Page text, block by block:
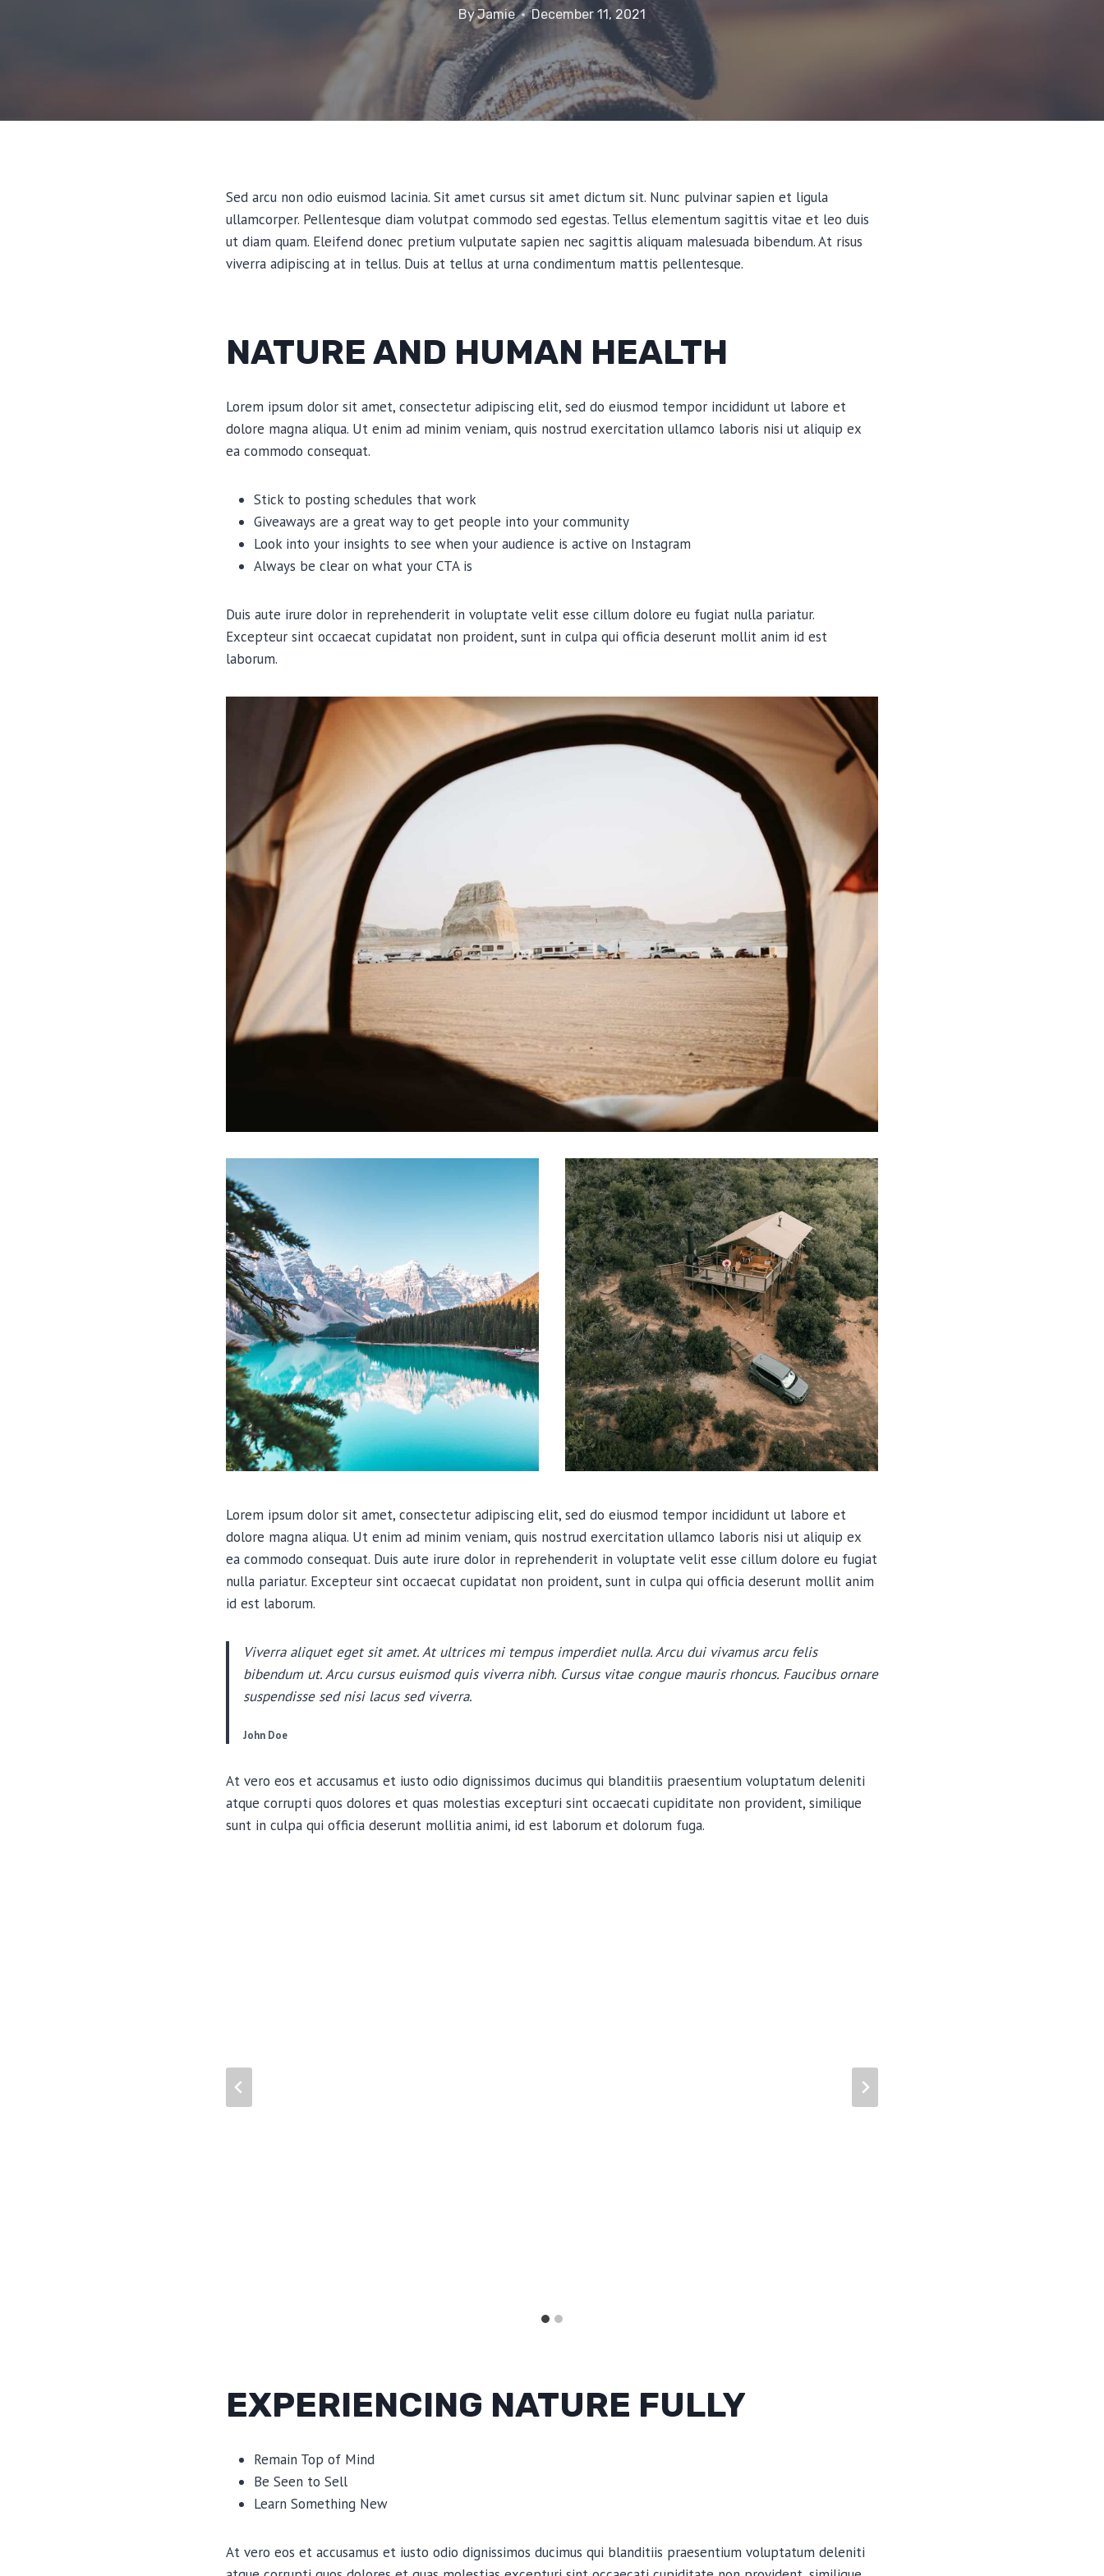
ByJamie December 11, 2021
Sed arcu non odio euismod lacinia. Sit amet cursus sit amet dictum sit. Nunc pulvinar sapien et ligula
ullamcorper. Pellentesque diam volutpat commodo sed egestas. Tellus elementum sagittis vitae et leo duis
ut diam quam. Eleifend donec pretium vulputate sapien nec sagittis aliquam malesuada bibendum. At risus
viverra adipiscing at in tellus. Duis at tellus at urna condimentum mattis pellentesque.
NATURE AND HUMAN HEALTH
Lorem ipsum dolor sit amet, consectetur adipiscing elit, sed do eiusmod tempor incididunt ut labore et
dolore magna aliqua. Ut enim ad minim veniam, quis nostrud exercitation ullamco laboris nisi ut aliquip ex
ea commodo consequat.
Stick to posting schedules that work
Giveaways are a great way to get people into your community
Look into your insights to see when your audience is active on Instagram
Always be clear on what your CTA is
Duis aute irure dolor in reprehenderit in voluptate velit esse cillum dolore eu fugiat nulla pariatur.
Excepteur sint occaecat cupidatat non proident, sunt in culpa qui officia deserunt mollit anim id est
laborum.
Lorem ipsum dolor sit amet, consectetur adipiscing elit, sed do eiusmod tempor incididunt ut labore et
dolore magna aliqua. Ut enim ad minim veniam, quis nostrud exercitation ullamco laboris nisi ut aliquip ex
ea commodo consequat. Duis aute irure dolor in reprehenderit in voluptate velit esse cillum dolore eu fugiat
nulla pariatur. Excepteur sint occaecat cupidatat non proident, sunt in culpa qui officia deserunt mollit anim
id est laborum.
Viverra aliquet eget sit amet. At ultrices mi tempus imperdiet nulla. Arcu dui vivamus arcu felis
bibendum ut. Arcu cursus euismod quis viverra nibh. Cursus vitae congue mauris rhoncus. Faucibus ornare
suspendisse sed nisi lacus sed viverra.
John Doe
At vero eos et accusamus et iusto odio dignissimos ducimus qui blanditiis praesentium voluptatum deleniti
atque corrupti quos dolores et quas molestias excepturi sint occaecati cupiditate non provident, similique
sunt in culpa qui officia deserunt mollitia animi, id est laborum et dolorum fuga.
EXPERIENCING NATURE FULLY
Remain Top of Mind
Be Seen to Sell
Learn Something New
At vero eos et accusamus et iusto odio dignissimos ducimus qui blanditiis praesentium voluptatum deleniti